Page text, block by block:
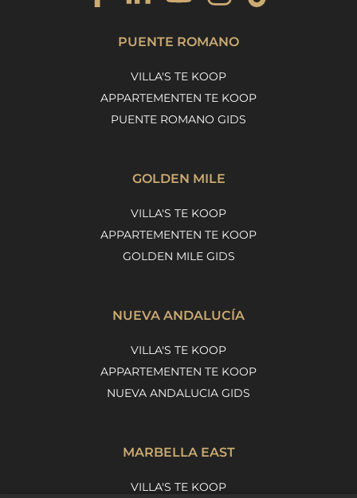
PUENTE ROMANO
VILLA'S TE KOOP
APPARTEMENTEN TE KOOP
PUENTE ROMANO GIDS
GOLDEN MILE
VILLA'S TE KOOP
APPARTEMENTEN TE KOOP
GOLDEN MILE GIDS
NUEVA ANDALUCÍA
VILLA'S TE KOOP
APPARTEMENTEN TE KOOP
NUEVA ANDALUCIA GIDS
MARBELLA EAST
VILLA'S TE KOOP